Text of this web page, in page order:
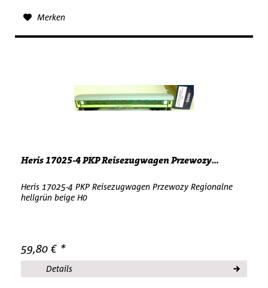
Merken
Heris 17025-4 PKP Reisezugwagen Przewozy...
Heris 17025-4 PKP Reisezugwagen Przewozy Regionalne
hellgrün beige H0
59,80 € *
Details